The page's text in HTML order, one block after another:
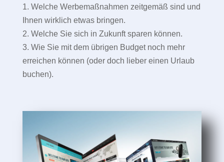
1. Welche Werbemaßnahmen zeitgemäß sind und
Ihnen wirklich etwas bringen.
2. Welche Sie sich in Zukunft sparen können.
3. Wie Sie mit dem übrigen Budget noch mehr
erreichen können (oder doch lieber einen Urlaub
buchen).